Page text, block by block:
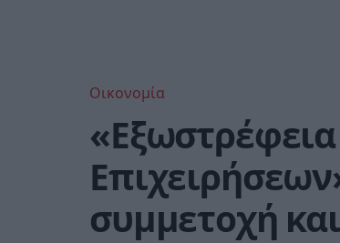
Οικονομία
συμμετοχή